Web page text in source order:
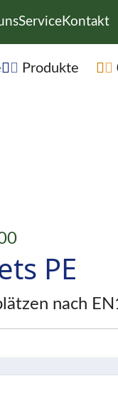
überspringen
ServiceKontakt
überspringen
Produkte
PE
nach